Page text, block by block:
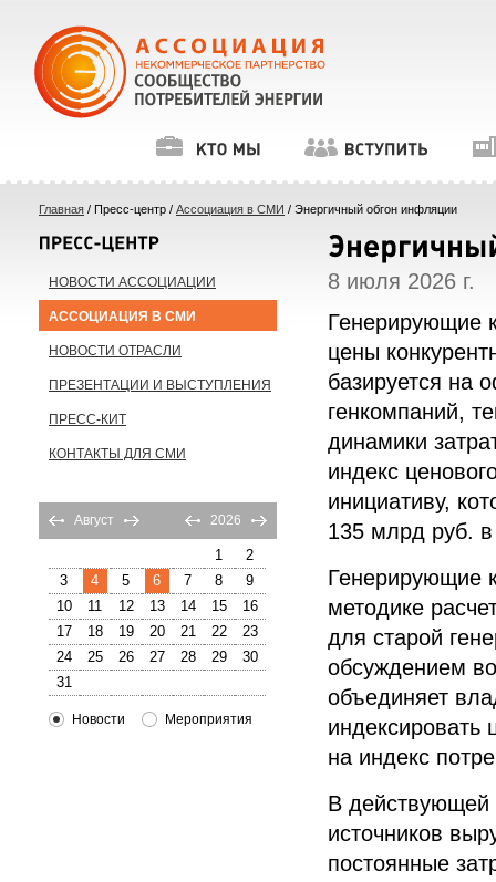
Главная / Пресс-центр / Ассоциация в СМИ / Энергичный обгон инфляции
8 июля 2026 г.
Генерирующие
цены
базируется на
генкомпаний,
динамики
индекс
инициативу,
135 млрд руб.
Генерирующие
методике
для старой
обсуждением
объединяет
индексировать
на индекс
В действующей
источников
постоянные
НОВОСТИ АССОЦИАЦИИ
АССОЦИАЦИЯ В СМИ
НОВОСТИ ОТРАСЛИ
ПРЕЗЕНТАЦИИ И ВЫСТУПЛЕНИЯ
ПРЕСС-КИТ
КОНТАКТЫ ДЛЯ СМИ
Август 2026
1
2
3
4 5 6 7 8
9
10
11 12 13 14 15
16
17
18 19 20 21 22
23
24
25 26 27 28 29
30
31
Новости Мероприятия